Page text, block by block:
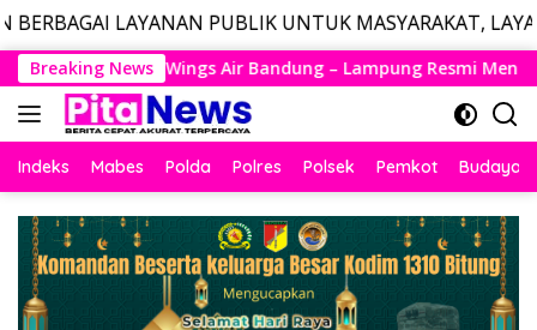
PUBLIK UNTUK MASYARAKAT, LAYANAN
Langsung
ke
konten
Breaking News
– Lampung Resmi Mengudara, Husein Kembali Layani
Indeks Mabes Polda Polres Polsek Pemkot Budaya